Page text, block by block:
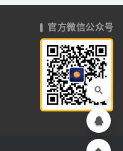
官方微信公众号